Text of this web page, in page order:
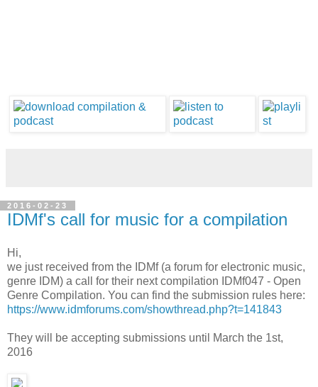
2016-02-23
IDMf's call for music for a compilation
Hi,
we just received from the IDMf (a forum for electronic music,
genre IDM) a call for their next compilation IDMf047 - Open
Genre Compilation. You can find the submission rules here:
https://www.idmforums.com/showthread.php?t=141843
They will be accepting submissions until March the 1st,
2016